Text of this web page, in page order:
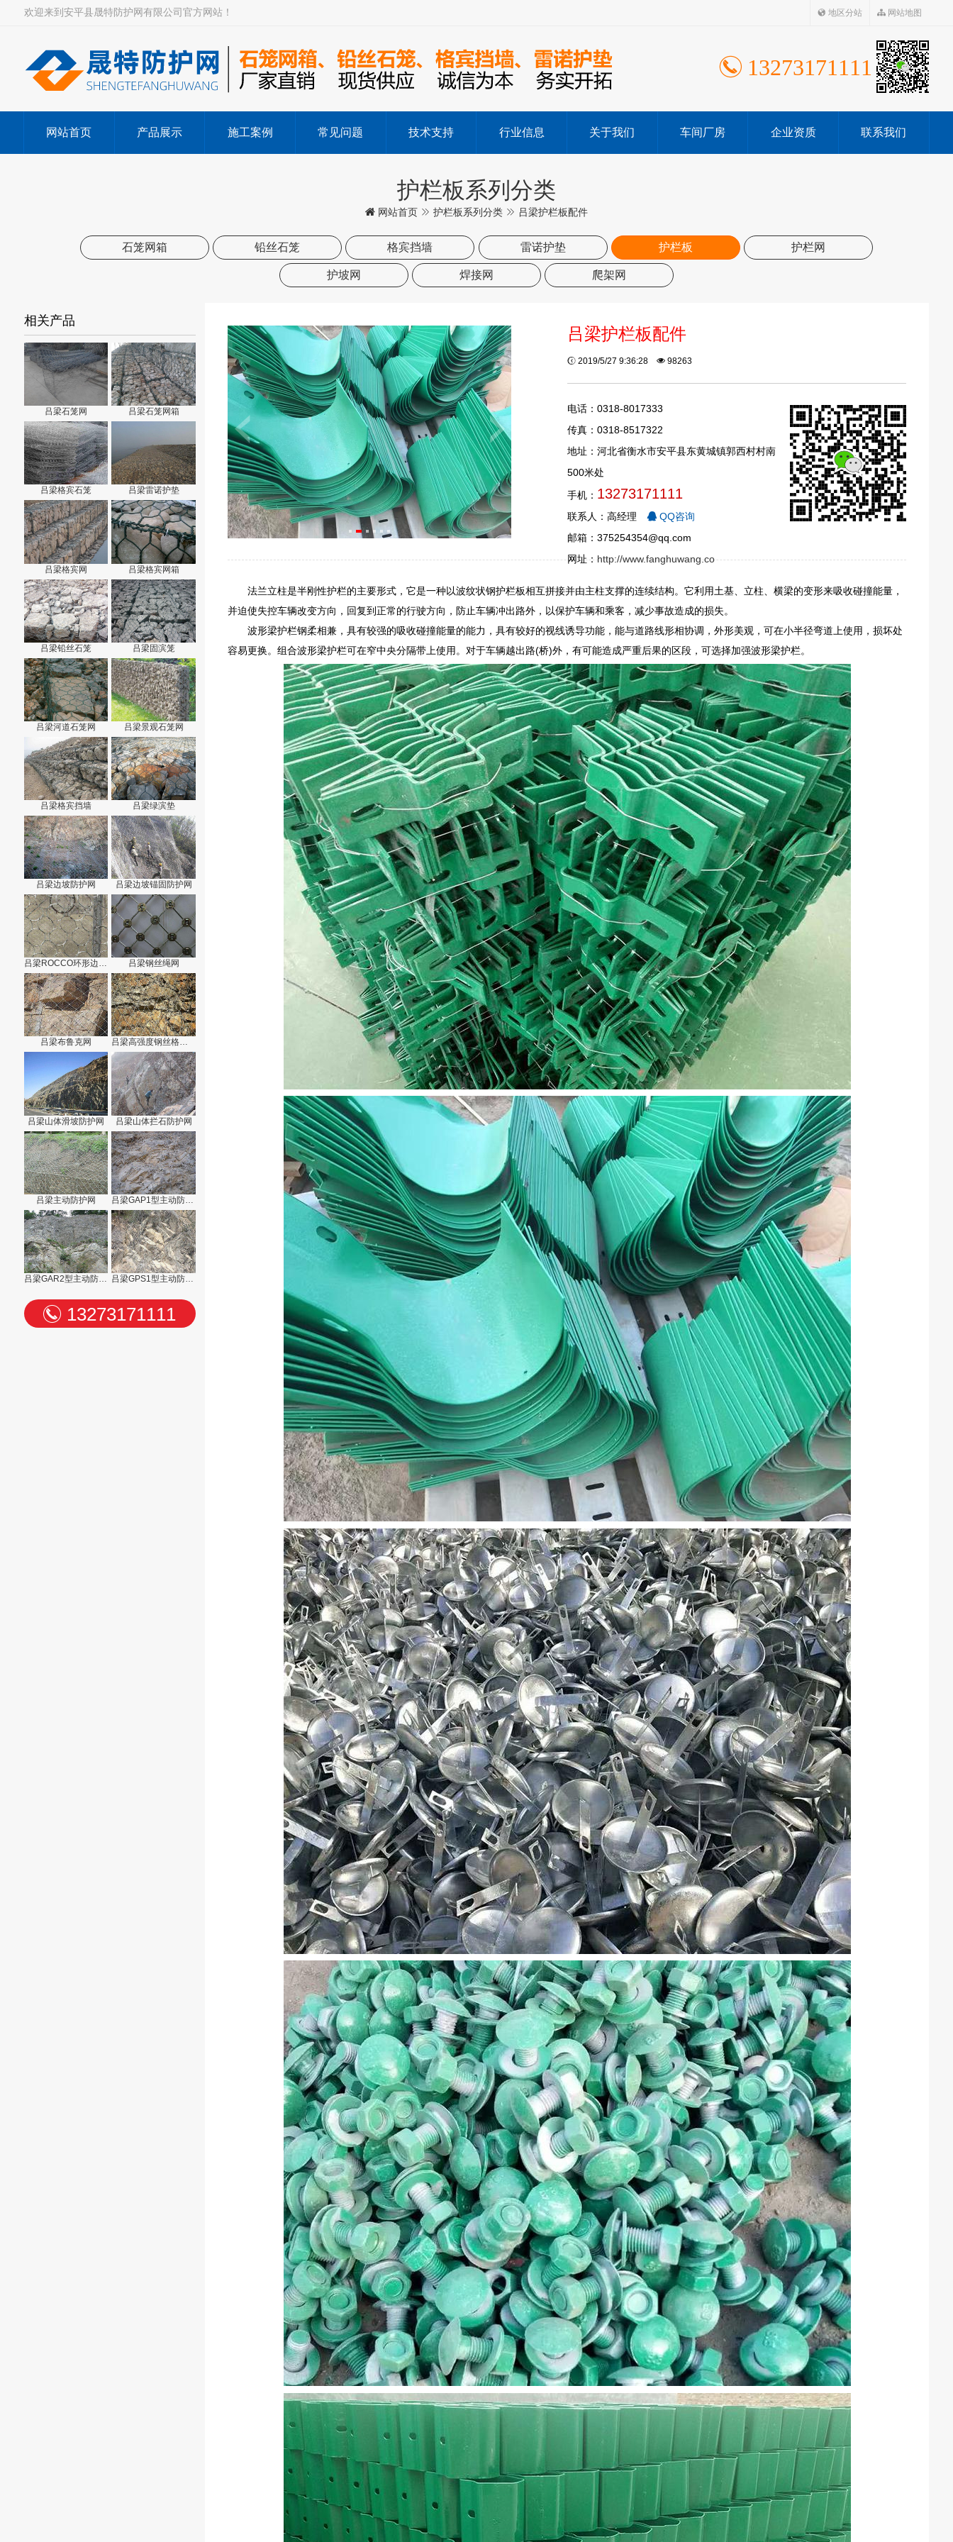
欢迎来到安平县晟特防护网有限公司官方网站！ 地区分站 网站地图
13273171111
网站首页 产品展示 施工案例 常见问题 技术支持 行业信息 关于我们 车间厂房 企业资质 联系我们
护栏板系列分类
网站首页 护栏板系列分类 吕梁护栏板配件
石笼网箱 铅丝石笼 格宾挡墙 雷诺护垫 护栏板 护栏网
护坡网 焊接网 爬架网
相关产品
吕梁石笼网 吕梁石笼网箱
吕梁格宾石笼 吕梁雷诺护垫
吕梁格宾网 吕梁格宾网箱
吕梁铅丝石笼 吕梁固滨笼
吕梁河道石笼网 吕梁景观石笼网
吕梁格宾挡墙 吕梁绿滨垫
吕梁边坡防护网 吕梁边坡锚固防护网
吕梁ROCCO环形边坡防护网 吕梁钢丝绳网
吕梁布鲁克网 吕梁高强度钢丝格栅网
吕梁山体滑坡防护网 吕梁山体拦石防护网
吕梁主动防护网
吕梁GAR2型主动防护网 吕梁GPS1型主动防护网
13273171111
吕梁护栏板配件
2019/5/27 9:36:28 98263
电话：0318-8017333
传真：0318-8517322
地址：河北省衡水市安平县东黄城镇郭西村村南
500米处
手机： 13273171111
联系人：高经理
QQ咨询
邮箱：375254354@qq.com
网址：http://www.fanghuwang.co
法兰立柱是半刚性护栏的主要形式，它是一种以波纹状钢护栏板相互拼接并由主柱支撑的连续结构。它利用土基、立柱、横梁的变形来吸收碰撞能量，
并迫使失控车辆改变方向，回复到正常的行驶方向，防止车辆冲出路外，以保护车辆和乘客，减少事故造成的损失。
波形梁护栏钢柔相兼，具有较强的吸收碰撞能量的能力，具有较好的视线诱导功能，能与道路线形相协调，外形美观，可在小半径弯道上使用，损坏处
容易更换。组合波形梁护栏可在窄中央分隔带上使用。对于车辆越出路(桥)外，有可能造成严重后果的区段，可选择加强波形梁护栏。